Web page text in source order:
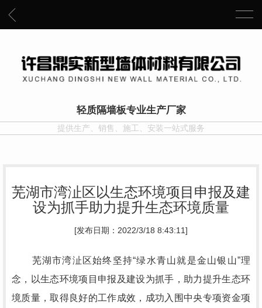
轻质隔墙板专业生产厂家
提供生产、销售、施工、安装一站式服务
芜湖市湾沚区以生态环境项目申报及建
设为抓手助力提升生态环境质量
[发布日期：2022/3/18 8:43:11]
芜湖市湾沚区始终坚持“绿水青山就是金山银山”理
念，以生态环境项目申报及建设为抓手，助力提升生态环
境质量，取得良好的工作成效，成功入围中央专项资金项